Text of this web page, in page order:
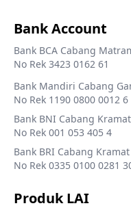
Bank Account
Bank BCA Cabang
No Rek 3423 0162 61
Bank Mandiri Cabang
No Rek 1190 0800 0012 6
Bank BNI Cabang
No Rek 001 053 405 4
Bank BRI Cabang Kramat
No Rek 0335 0100 0281
Produk LAI